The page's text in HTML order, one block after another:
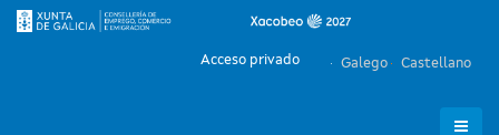
Galego Castellano
Acceso privado